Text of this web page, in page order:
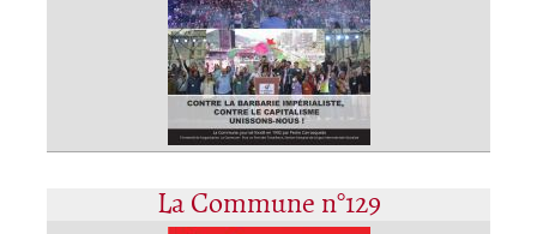
La Commune n°129